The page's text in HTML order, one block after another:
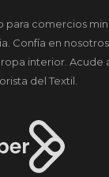
comercios
Confía en
interior. Acude
del Textil.